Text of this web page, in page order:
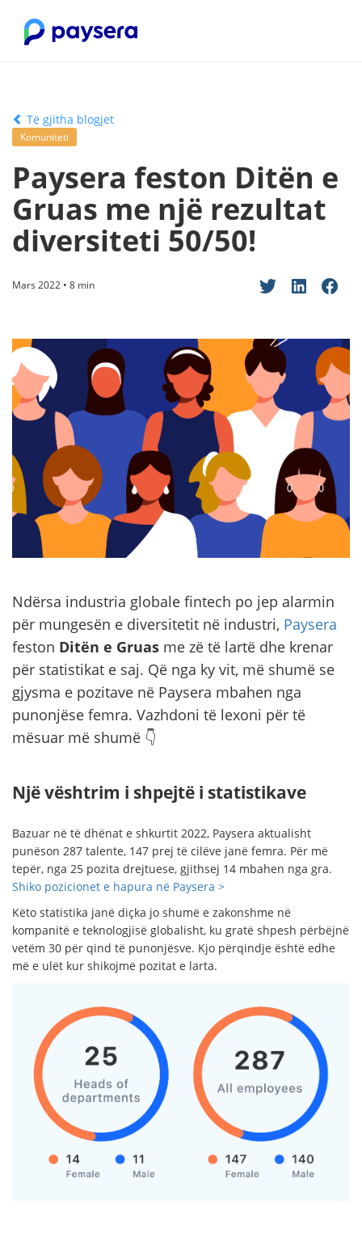
Të gjitha blogjet
Komuniteti
Paysera feston Ditën e
Gruas me një rezultat
diversiteti 50/50!
Mars 2022 • 8 min
Ndërsa industria globale fintech po jep alarmin
për mungesën e diversitetit në industri, Paysera
feston Ditën e Gruas me zë të lartë dhe krenar
për statistikat e saj. Që nga ky vit, më shumë se
gjysma e pozitave në Paysera mbahen nga
punonjëse femra. Vazhdoni të lexoni për të
mësuar më shumë 👇
Një vështrim i shpejtë i statistikave
Bazuar në të dhënat e shkurtit 2022, Paysera aktualisht
punëson 287 talente, 147 prej të cilëve janë femra. Për më
tepër, nga 25 pozita drejtuese, gjithsej 14 mbahen nga gra.
Shiko pozicionet e hapura në Paysera >
Këto statistika janë diçka jo shumë e zakonshme në
kompanitë e teknologjisë globalisht, ku gratë shpesh përbëjnë
vetëm 30 për qind të punonjësve. Kjo përqindje është edhe
më e ulët kur shikojmë pozitat e larta.